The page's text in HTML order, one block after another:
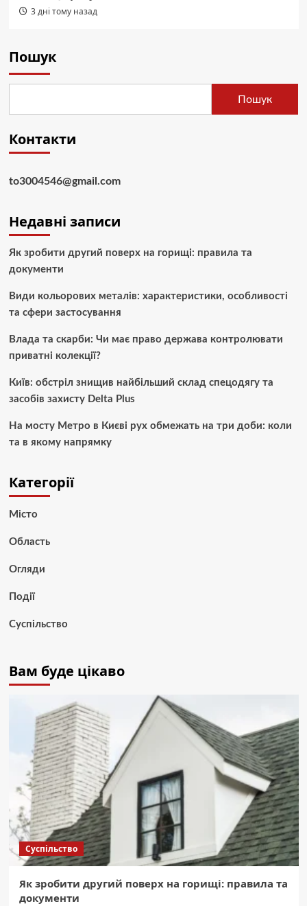
3 дні тому назад
Пошук
Пошук
Контакти
to3004546@gmail.com
Недавні записи
Як зробити другий поверх на горищі: правила та
документи
Види кольорових металів: характеристики, особливості
та сфери застосування
Влада та скарби: Чи має право держава контролювати
приватні колекції?
Київ: обстріл знищив найбільший склад спецодягу та
засобів захисту Delta Plus
На мосту Метро в Києві рух обмежать на три доби: коли
та в якому напрямку
Категорії
Місто
Область
Огляди
Події
Суспільство
Вам буде цікаво
Суспільство
Як зробити другий поверх на горищі: правила та
документи